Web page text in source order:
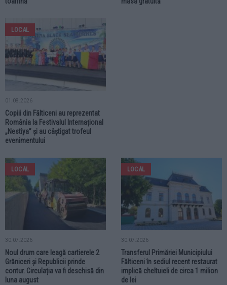
LOCAL
01.08.2026
Copiii din Fălticeni au reprezentat
România la Festivalul Internațional
„Nestiya” și au câștigat trofeul
evenimentului
LOCAL
30.07.2026
Noul drum care leagă cartierele 2
Grăniceri și Republicii prinde
contur. Circulația va fi deschisă din
luna august
LOCAL
30.07.2026
Transferul Primăriei Municipiului
Fălticeni în sediul recent restaurat
implică cheltuieli de circa 1 milion
de lei